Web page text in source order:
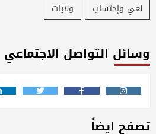
نعي وإحتساب
ولايات
وسائل التواصل الاجتماعي
Instagram
Facebook
Twitter
تصفح ايضاً